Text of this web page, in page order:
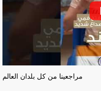
مراجعينا من كل بلدان العالم